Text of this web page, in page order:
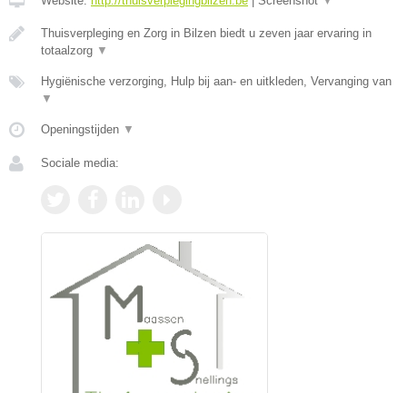
Thuisverpleging en Zorg in Bilzen biedt u zeven jaar ervaring in
totaalzorg ▼
Hygiënische verzorging, Hulp bij aan- en uitkleden, Vervanging van
▼
Openingstijden ▼
Sociale media: